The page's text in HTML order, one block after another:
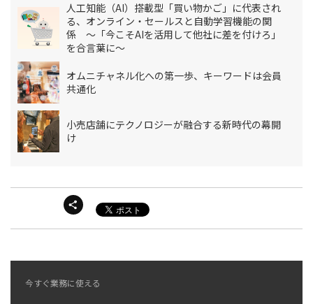
人工知能（AI）搭載型「買い物かご」に代表され
る、オンライン・セールスと自動学習機能の関
係 ～「今こそAIを活用して他社に差を付けろ」
を合言葉に～
オムニチャネル化への第一歩、キーワードは会員
共通化
小売店舗にテクノロジーが融合する新時代の幕開
け
今すぐ業務に使える